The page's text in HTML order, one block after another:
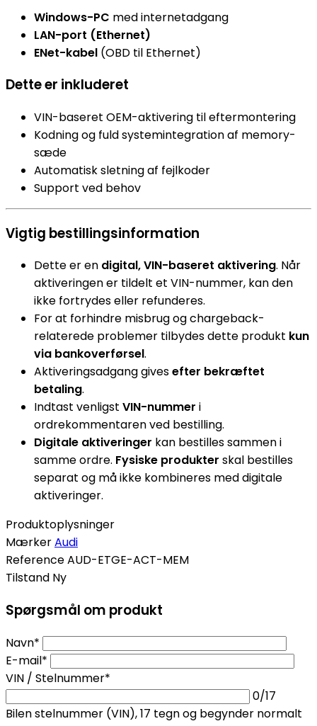
Windows-PC med internetadgang
LAN-port (Ethernet)
ENet-kabel (OBD til Ethernet)
Dette er inkluderet
VIN-baseret OEM-aktivering til eftermontering
Kodning og fuld systemintegration af memory-
sæde
Automatisk sletning af fejlkoder
Support ved behov
Vigtig bestillingsinformation
Dette er en digital, VIN-baseret aktivering. Når
aktiveringen er tildelt et VIN-nummer, kan den
ikke fortrydes eller refunderes.
For at forhindre misbrug og chargeback-
relaterede problemer tilbydes dette produkt kun
via bankoverførsel.
Aktiveringsadgang givesefter bekræftet
betaling.
Indtast venligst VIN-nummer i
ordrekommentaren ved bestilling.
Digitale aktiveringer kan bestilles sammen i
samme ordre. Fysiske produkter skal bestilles
separat og må ikke kombineres med digitale
aktiveringer.
Produktoplysninger
MærkerAudi
ReferenceAUD-ETGE-ACT-MEM
Tilstand Ny
Spørgsmål om produkt
Navn*
E-mail*
VIN / Stelnummer*
0/17
Bilen stelnummer (VIN), 17 tegn og begynder normalt